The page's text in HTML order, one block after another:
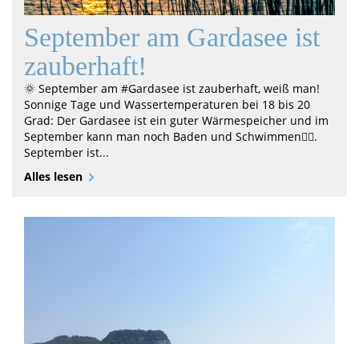
September am Gardasee ist
zauberhaft!
🌞 September am #Gardasee ist zauberhaft, weiß man!
Sonnige Tage und Wassertemperaturen bei 18 bis 20
Grad: Der Gardasee ist ein guter Wärmespeicher und im
September kann man noch Baden und Schwimmen🏊‍♀️.
September ist...
Alles lesen